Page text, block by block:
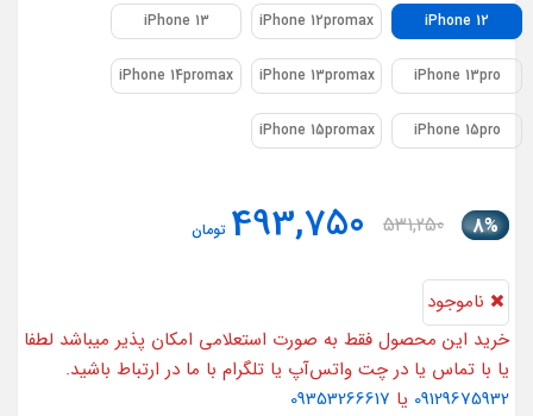
iPhone 12
iPhone 12promax
iPhone 13
iPhone 13pro
iPhone 13promax
iPhone 14promax
iPhone 15pro
iPhone 15promax
8%
531,250
493,750 تومان
ناموجود
خرید این محصول فقط به صورت استعلامی امکان پذیر میباشد لطفا
یا با تماس یا در چت واتس‌آپ یا تلگرام با ما در ارتباط باشید.
09129675932 یا 09353266617